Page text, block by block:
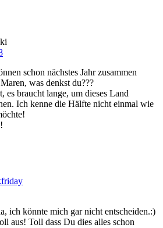
schon nächstes Jahr zusammen
was denkst du???
es braucht lange, um dieses Land
Ich kenne die Hälfte nicht einmal wie
ich könnte mich gar nicht entscheiden.:)
aus! Toll dass Du dies alles schon